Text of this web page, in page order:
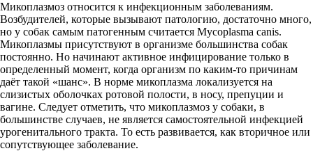
Микоплазмоз относится к инфекционным заболеваниям.
Возбудителей, которые вызывают патологию, достаточно много,
но у собак самым патогенным считается Mycoplasma canis.
Микоплазмы присутствуют в организме большинства собак
постоянно. Но начинают активное инфицирование только в
определенный момент, когда организм по каким-то причинам
даёт такой «шанс». В норме микоплазма локализуется на
слизистых оболочках ротовой полости, в носу, препуции и
вагине. Следует отметить, что микоплазмоз у собаки, в
большинстве случаев, не является самостоятельной инфекцией
урогенитального тракта. То есть развивается, как вторичное или
сопутствующее заболевание.